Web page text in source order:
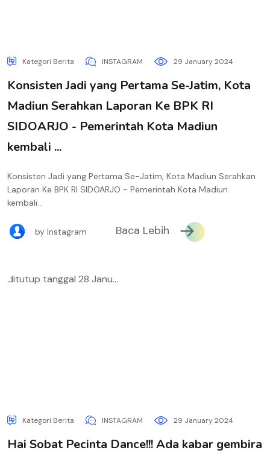
Kategori Berita INSTAGRAM 29 January 2024
Konsisten Jadi yang Pertama Se-Jatim, Kota
Madiun Serahkan Laporan Ke BPK RI
SIDOARJO - Pemerintah Kota Madiun
kembali ...
Konsisten Jadi yang Pertama Se-Jatim, Kota Madiun Serahkan
Laporan Ke BPK RI SIDOARJO - Pemerintah Kota Madiun
kembali...
by Instagram Baca Lebih
Kategori Berita INSTAGRAM 29 January 2024
Hai Sobat Pecinta Dance!!! Ada kabar gembira